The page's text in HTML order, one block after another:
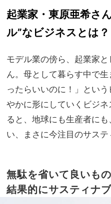
記憶
に一
生残
【極
上の
家族
旅】
を
起業家・東原亜希さ
ル”なビジネスとは？
モデル業の傍ら、起業家
ん。母として暮らす中で
ったらいいのに！」とい
やかに形にしていくビジ
ると、地球にも生産者に
い、まさに今注目のサステ
無駄を省いて良いも
結果的にサスティナ